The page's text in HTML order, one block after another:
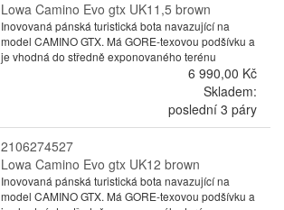
Lowa Camino Evo gtx UK11,5 brown
Inovovaná pánská turistická bota navazující na
model CAMINO GTX. Má GORE-texovou podšívku a
je vhodná do středně exponovaného terénu
6 990,00 Kč
Skladem:
poslední 3 páry
2106274527
Lowa Camino Evo gtx UK12 brown
Inovovaná pánská turistická bota navazující na
model CAMINO GTX. Má GORE-texovou podšívku a